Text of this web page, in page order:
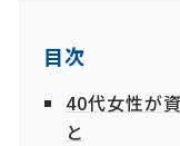
目次
40代女性が
と